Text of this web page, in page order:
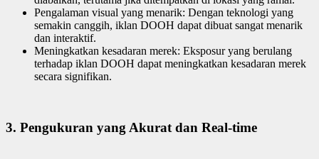
Pengalaman visual yang menarik: Dengan teknologi yang
semakin canggih, iklan DOOH dapat dibuat sangat menarik
dan interaktif.
Meningkatkan kesadaran merek: Eksposur yang berulang
terhadap iklan DOOH dapat meningkatkan kesadaran merek
secara signifikan.
3. Pengukuran yang Akurat dan Real-time